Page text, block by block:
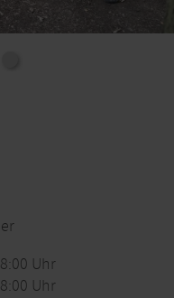
Uhr
Uhr